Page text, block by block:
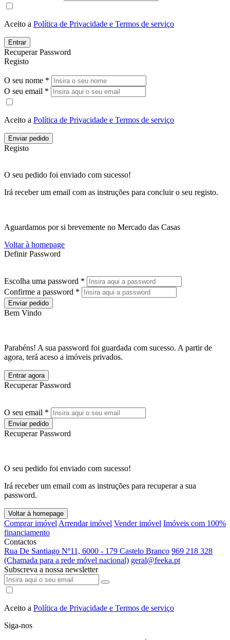
Aceito a Política de Privacidade e Termos de serviço
Entrar
Recuperar Password
Registo
O seu nome *
O seu email *
Aceito a Política de Privacidade e Termos de serviço
Enviar pedido
Registo
O seu pedido foi enviado com sucesso!
Irá receber um email com as instruções para concluir o seu registo.
Aguardamos por si brevemente no Mercado das Casas
Voltar à homepage
Definir Password
Escolha uma password *
Confirme a password *
Enviar pedido
Bem Vindo
Parabéns! A sua password foi guardada com sucesso. A partir de
agora, terá aceso a imóveis privados.
Entrar agora
Recuperar Password
O seu email *
Enviar pedido
Recuperar Password
O seu pedido foi enviado com sucesso!
Irá receber um email com as instruções para recuperar a sua
password.
Voltar à homepage
Comprar imóvel Arrendar imóvel Vender imóvel Imóveis com 100%
financiamento
Contactos
Rua De Santiago Nº11, 6000 - 179 Castelo Branco 969 218 328
(Chamada para a rede móvel nacional) geral@feeka.pt
Subscreva a nossa newsletter
Aceito a Política de Privacidade e Termos de serviço
Siga-nos